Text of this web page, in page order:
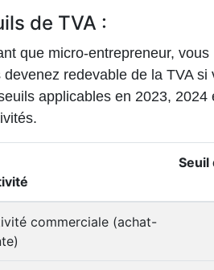
de TVA :
que micro-entrepreneur,
devenez redevable de la TVA
applicables en 2023,
Seuil
commerciale (achat-